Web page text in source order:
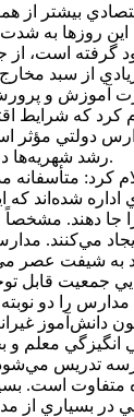
بيشتر از
روزها به شدت
گرفته است،‌
آموزش و
کرد که شرايط
دولتي مؤثر
رشد شهريه‌ها در شهرهاي بزرگ کشور دارد.
کرد:
جا دهند.
مي‌کنند.
به شيفت عصر
3 ميليون
انگيزگي
تدريس مي‌شود
متفاوت است.
در بسياري از